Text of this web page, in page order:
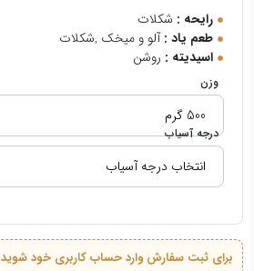
رایحه : شکلات
طعم یاد : آلو و میخک ,شکلات
اسیدیته : روشن
وزن
درجه آسیاب
برای ثبت سفارش وارد حساب کاربری خود شوید